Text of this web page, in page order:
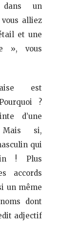
dans un
alliez
et une
», vous
est
?
d’une
Mais si,
qui
! Plus
accords
un même
dont
adjectif